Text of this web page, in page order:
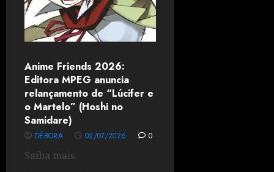
Anime Friends 2026:
Editora MPEG anuncia
relançamento de “Lúcifer e
o Martelo” (Hoshi no
Samidare)
DÉBORA 02/07/2026 0
Saiba mais.